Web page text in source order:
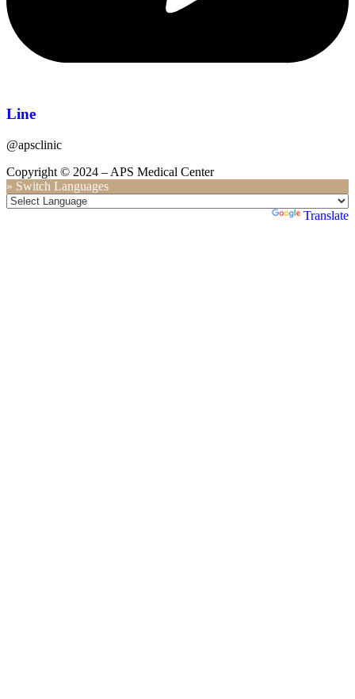
Line
@apsclinic
Copyright © 2024 – APS Medical Center
» Switch Languages
Translate